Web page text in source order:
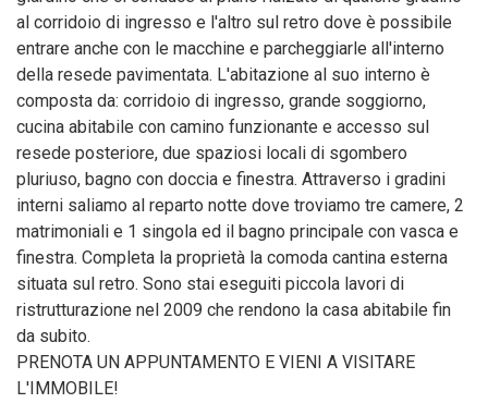
al corridoio di ingresso e l'altro sul retro dove è possibile
entrare anche con le macchine e parcheggiarle all'interno
della resede pavimentata. L'abitazione al suo interno è
composta da: corridoio di ingresso, grande soggiorno,
cucina abitabile con camino funzionante e accesso sul
resede posteriore, due spaziosi locali di sgombero
pluriuso, bagno con doccia e finestra. Attraverso i gradini
interni saliamo al reparto notte dove troviamo tre camere, 2
matrimoniali e 1 singola ed il bagno principale con vasca e
finestra. Completa la proprietà la comoda cantina esterna
situata sul retro. Sono stai eseguiti piccola lavori di
ristrutturazione nel 2009 che rendono la casa abitabile fin
da subito.
PRENOTA UN APPUNTAMENTO E VIENI A VISITARE
L'IMMOBILE!